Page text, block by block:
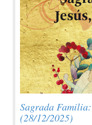
Sagrada
(28/12/2025)